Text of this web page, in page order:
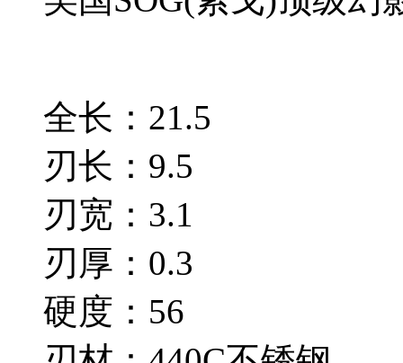
全长：21.5
刃长：9.5
刃宽：3.1
刃厚：0.3
硬度：56